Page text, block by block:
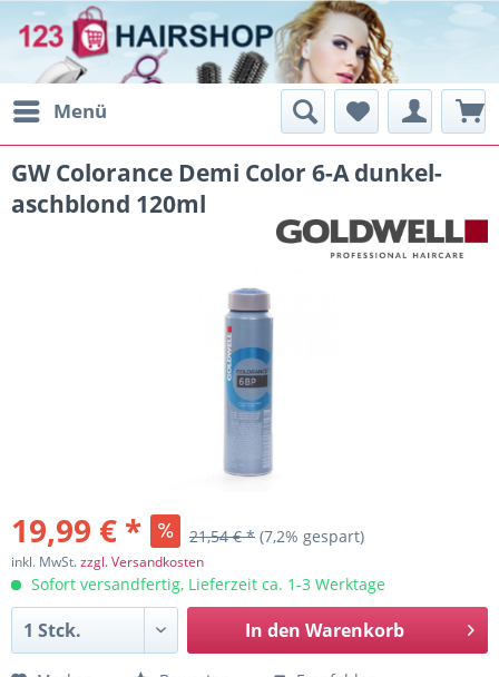
Menü
GW Colorance Demi Color 6-A dunkel-
aschblond 120ml
19,99 € * 21,54 € * (7,2% gespart)
inkl. MwSt.zzgl. Versandkosten
Sofort versandfertig, Lieferzeit ca. 1-3 Werktage
In den Warenkorb